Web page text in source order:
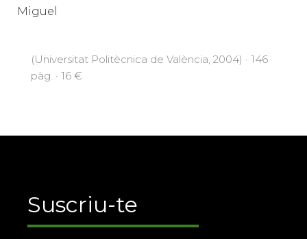
Miguel
(Universitat Politècnica de València, 2004) · 146
pàg. · 16 €
Suscriu-te